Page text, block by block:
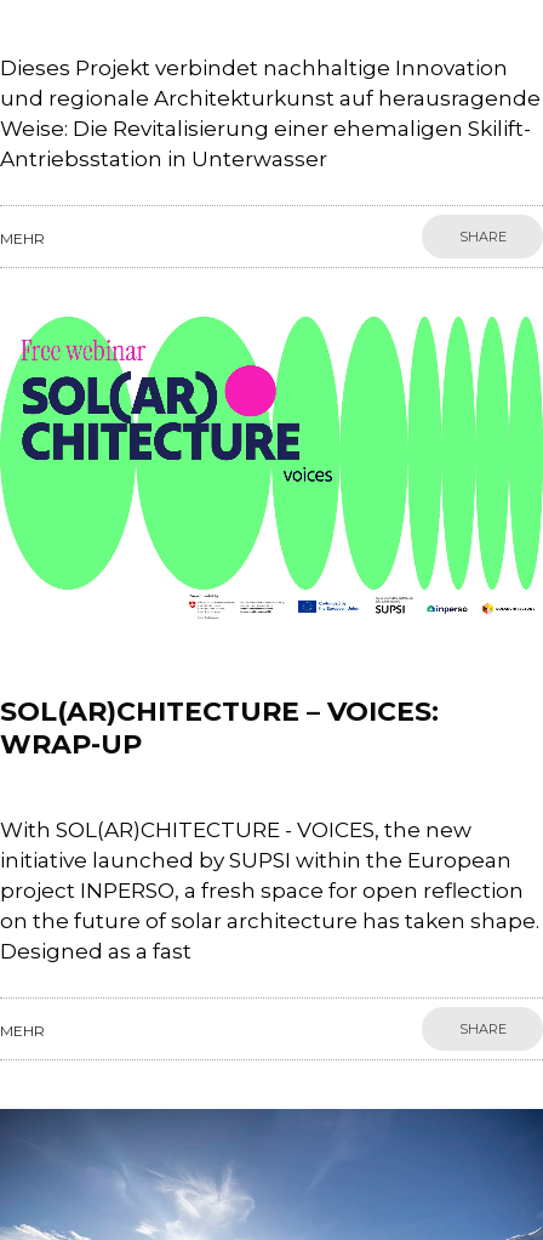
Dieses Projekt verbindet nachhaltige Innovation
und regionale Architekturkunst auf herausragende
Weise: Die Revitalisierung einer ehemaligen Skilift-
Antriebsstation in Unterwasser
MEHR SHARE
SOL(AR)CHITECTURE – VOICES:
WRAP-UP
With SOL(AR)CHITECTURE - VOICES, the new
initiative launched by SUPSI within the European
project INPERSO, a fresh space for open reflection
on the future of solar architecture has taken shape.
Designed as a fast
MEHR SHARE